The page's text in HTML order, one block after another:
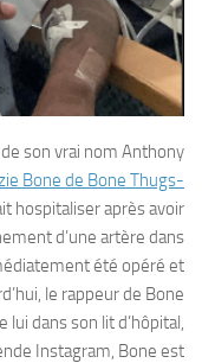
son vrai nom Anthony
Bone de Bone Thugs-
hospitaliser après avoir
d’une artère dans
été opéré et
le rappeur de Bone
dans son lit d’hôpital,
Instagram, Bone est